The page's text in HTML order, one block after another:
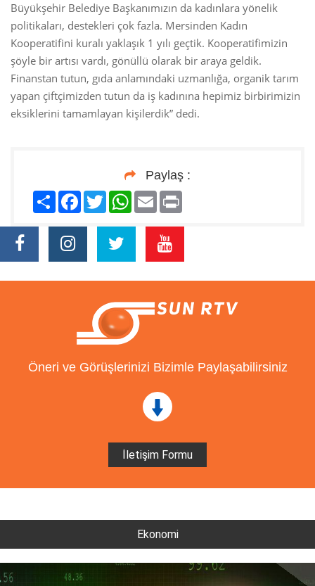
Büyükşehir Belediye Başkanımızın da kadınlara yönelik
politikaları, destekleri çok fazla. Mersinden Kadın
Kooperatifini kuralı yaklaşık 1 yılı geçtik. Kooperatifimizin
şöyle bir artısı vardı, gönüllü olarak bir araya geldik.
Finanstan tutun, gıda anlamındaki uzmanlığa, organik tarım
yapan çiftçimizden tutun da iş kadınına hepimiz birbirimizin
eksiklerini tamamlayan kişilerdik” dedi.
Paylaş :
PaylaşFacebook
TwitterWhatsApp
Email
Öneri ve Görüşlerinizi Bizimle Paylaşabilirsiniz
İletişim Formu
Ekonomi